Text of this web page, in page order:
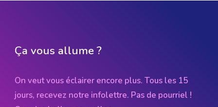
Ça vous allume ?
On veut vous éclairer encore plus. Tous les 15
jours, recevez notre infolettre. Pas de pourriel !